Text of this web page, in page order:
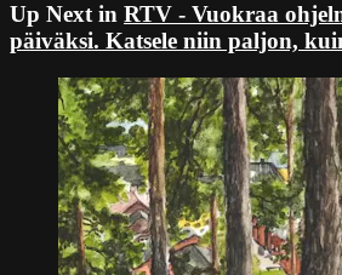
Up Next in RTV - Vuokraa
päiväksi. Katsele niin paljon,